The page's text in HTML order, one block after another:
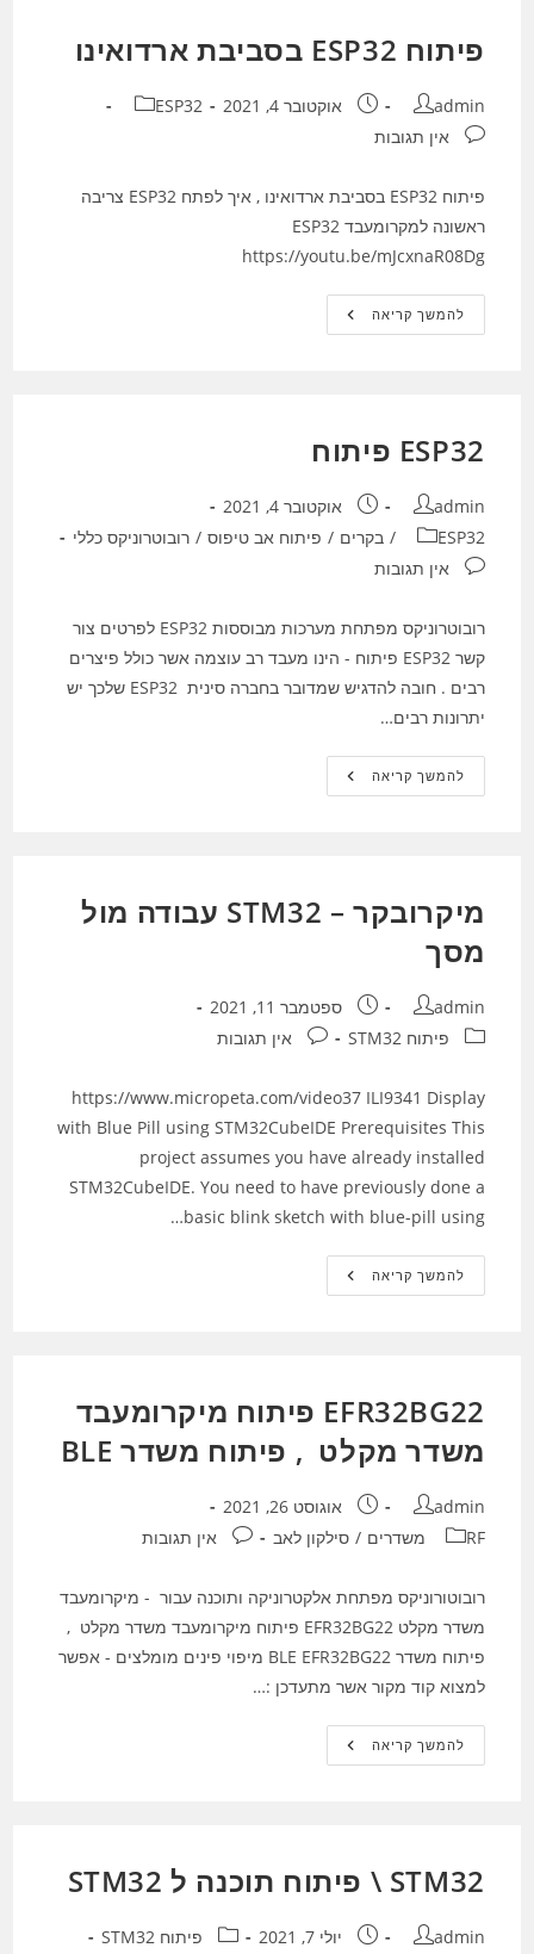
פיתוח ESP32 בסביבת ארדואינו
מחבר:
admin פורסם:אוקטובר 4, 2021 קטגוריה:
ESP32
תגובות:אין תגובות
פיתוח ESP32 בסביבת ארדואינו , איך לפתח ESP32 צריבה
ראשונה למקרומעבד ESP32
https://youtu.be/mJcxnaR08Dg
להמשך קריאהפיתוח
ESP32
ESP32 פיתוח
מחבר:
admin פורסם:אוקטובר 4, 2021
קטגוריה:
ESP32
/ בקרים / פיתוח אב טיפוס / רובוטרוניקס כללי
תגובות:אין תגובות
רובוטרוניקס מפתחת מערכות מבוססות ESP32 לפרטים צור
קשר ESP32 פיתוח - הינו מעבד רב עוצמה אשר כולל פיצרים
רבים . חובה להדגיש שמדובר בחברה סינית ESP32 שלכך יש
יתרונות רבים…
להמשך קריאהESP32
פיתוח
מיקרובקר – STM32 עבודה מול
מסך
מחבר:
admin פורסם:ספטמבר 11, 2021
קטגוריה:פיתוח STM32 תגובות:אין תגובות
https://www.micropeta.com/video37 ILI9341 Display
with Blue Pill using STM32CubeIDE Prerequisites This
project assumes you have already installed
STM32CubeIDE. You need to have previously done a
basic blink sketch with blue-pill using…
להמשך קריאהמיקרובקר
–
EFR32BG22 פיתוח מיקרומעבד
משדר מקלט , פיתוח משדר BLE
מחבר:
admin פורסם:אוגוסט 26, 2021
קטגוריה:
RF משדרים / סילקון לאב תגובות:אין תגובות
רובוטורוניקס מפתחת אלקטרוניקה ותוכנה עבור - מיקרומעבד
משדר מקלט EFR32BG22 פיתוח מיקרומעבד משדר מקלט ,
פיתוח משדר BLE EFR32BG22 מיפוי פינים מומלצים - אפשר
למצוא קוד מקור אשר מתעדכן :…
להמשך קריאהEFR32BG22
פיתוח
BLE STM32 \ פיתוח תוכנה ל STM32
מחבר:
admin פורסם:יולי 7, 2021 קטגוריה:פיתוח STM32